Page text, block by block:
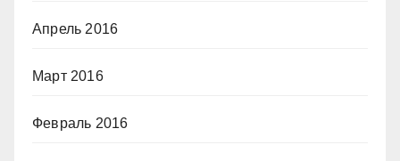
Апрель 2016
Март 2016
Февраль 2016